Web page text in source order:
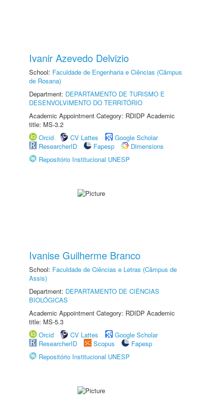
Ivanir Azevedo Delvizio
School: Faculdade de Engenharia e Ciências (Câmpus
de Rosana)
Department: DEPARTAMENTO DE TURISMO E
DESENVOLVIMENTO DO TERRITÓRIO
Academic Appointment Category: RDIDP Academic
title: MS-3.2
Orcid
CV Lattes
Google Scholar
ResearcherID
Fapesp
Dimensions
Repositório Institucional UNESP
Ivanise Guilherme Branco
School: Faculdade de Ciências e Letras (Câmpus de
Assis)
Department: DEPARTAMENTO DE CIÊNCIAS
BIOLÓGICAS
Academic Appointment Category: RDIDP Academic
title: MS-5.3
Orcid
CV Lattes
Google Scholar
ResearcherID
Scopus
Fapesp
Repositório Institucional UNESP